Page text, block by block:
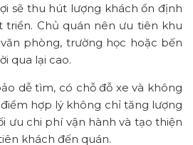
sẽ thu hút lượng khách ổn định
triển. Chủ quán nên ưu tiên khu
phòng, trường học hoặc bến
qua lại cao.
dễ tìm, có chỗ đỗ xe và không
hợp lý không chỉ tăng lượng
ưu chi phí vận hành và tạo thiện
khách đến quán.